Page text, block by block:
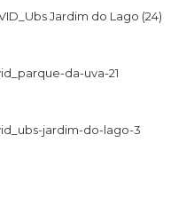
Jardim do Lago (24)
da-uva-21
jardim-do-lago-3